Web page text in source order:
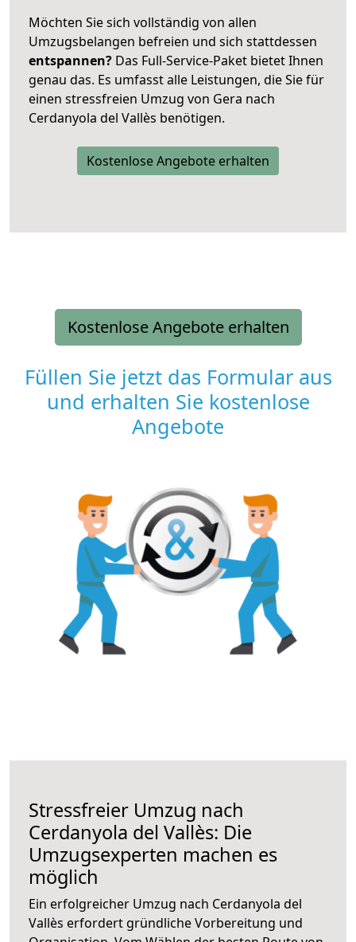
Möchten Sie sich vollständig von allen
Umzugsbelangen befreien und sich stattdessen
entspannen? Das Full-Service-Paket bietet Ihnen
genau das. Es umfasst alle Leistungen, die Sie für
einen stressfreien Umzug von Gera nach
Cerdanyola del Vallès benötigen.
Kostenlose Angebote erhalten
Kostenlose Angebote erhalten
Füllen Sie jetzt das Formular aus
und erhalten Sie kostenlose
Angebote
Stressfreier Umzug nach
Cerdanyola del Vallès: Die
Umzugsexperten machen es
möglich
Ein erfolgreicher Umzug nach Cerdanyola del
Vallès erfordert gründliche Vorbereitung und